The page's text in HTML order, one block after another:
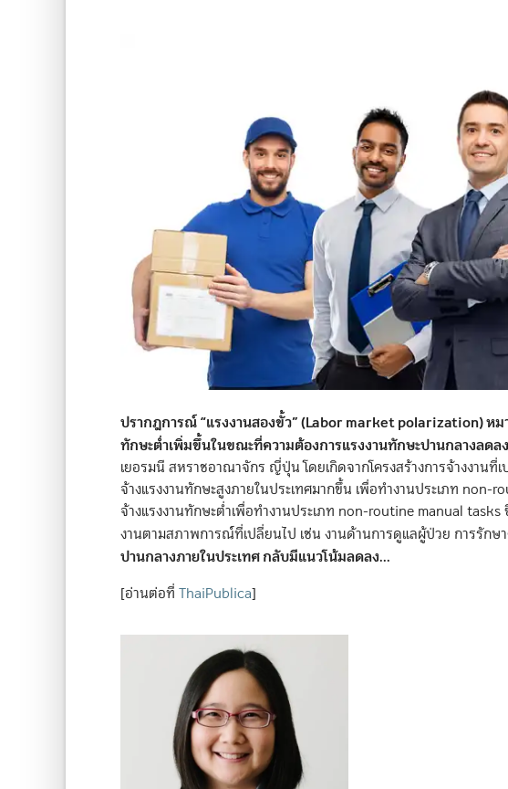
ปรากฎการณ์ “แรงงานสองขั้ว” (Labor market polarization) ห
ทักษะต่ำเพิ่มขึ้นในขณะที่ความต้องการแรงงานทักษะปานกลางลดลง
เยอรมนี สหราชอาณาจักร ญี่ปุ่น โดยเกิดจากโครงสร้างการจ้างงาน
จ้างแรงงานทักษะสูงภายในประเทศมากขึ้น เพื่อทำงานประเภท
จ้างแรงงานทักษะต่ำเพื่อทำงานประเภท non-routine manual
งานตามสภาพการณ์ที่เปลี่ยนไป เช่น งานด้านการดูแลผู้ป่วย การรัก
ปานกลางภายในประเทศ กลับมีแนวโน้มลดลง...
[อ่านต่อที่ ThaiPublica]